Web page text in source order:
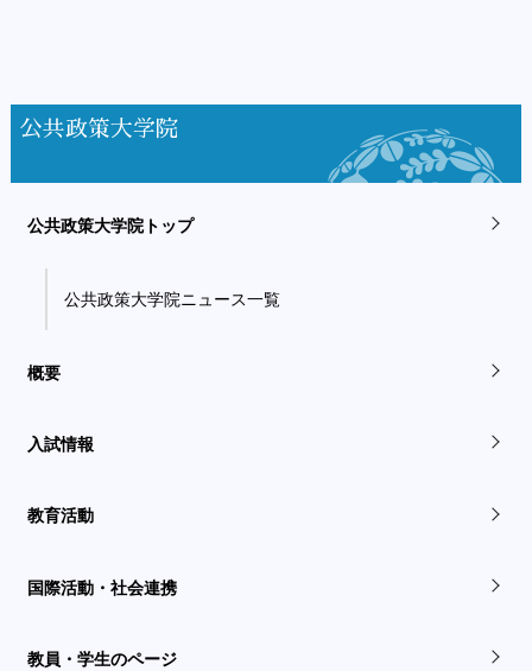
公共政策大学院
公共政策大学院トップ
公共政策大学院ニュース一覧
概要
入試情報
教育活動
国際活動・社会連携
教員・学生のページ